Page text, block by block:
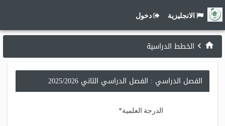
الانجليزية دخول
الخطط الدراسية
الفصل الدراسي : الفصل الدراسي الثاني 2025/2026
الدرجة العلمية*